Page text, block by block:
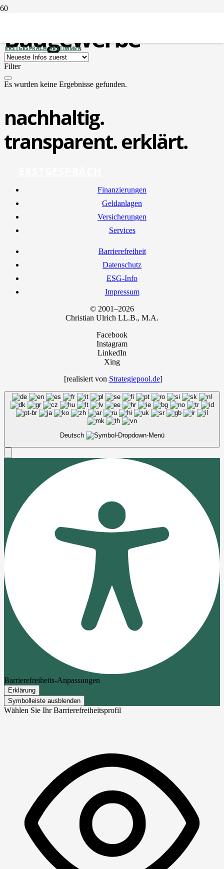
ERSTGESPRÄCH ABSTIMMEN
Baugewerbe
Filter
Es wurden keine Ergebnisse gefunden.
nachhaltig.
transparent. erklärt.
Finan­zie­run­gen
Geld­an­la­gen
Ver­si­che­run­gen
Ser­vices
Bar­rie­re­frei­heit
Daten­schutz
ESG-Info
Impres­sum
© 2001–2026
Chris­ti­an Ulrich LL.B., M.A.
Facebook
Instagram
LinkedIn
Xing
[rea­li­siert von Strategiepool.de]
Deutsch
Barrierefreiheits-Anpassungen
Erklärung
Symbolleiste ausblenden
Wählen Sie Ihr Barrierefreiheitsprofil